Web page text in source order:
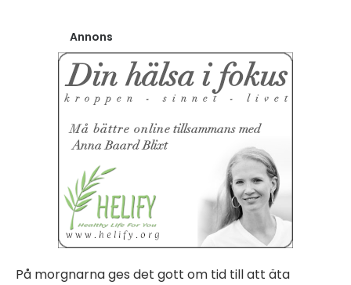
Annons
På morgnarna ges det gott om tid till att äta